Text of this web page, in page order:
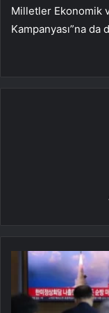
Milletler Ekonomik
Kampanyası”na da